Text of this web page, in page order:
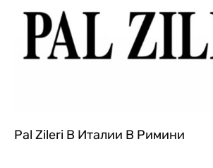
Pal Zileri В Италии В Римини